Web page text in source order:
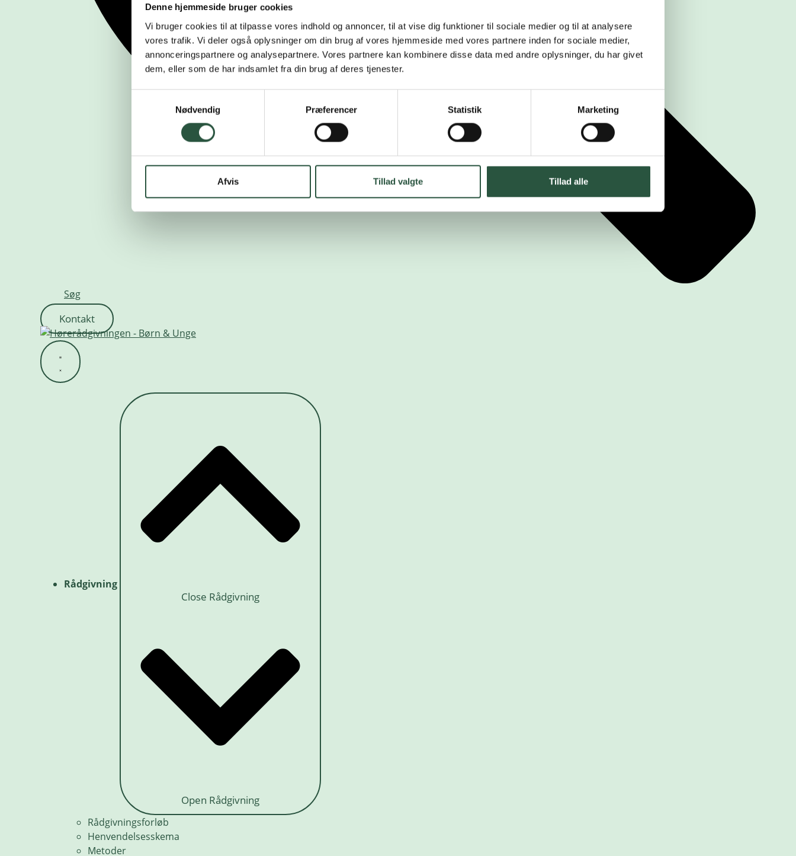
Denne hjemmeside bruger cookies
Vi bruger cookies til at tilpasse vores indhold og annoncer, til at vise dig funktioner til sociale medier og til at analysere
vores trafik. Vi deler også oplysninger om din brug af vores hjemmeside med vores partnere inden for sociale medier,
annonceringspartnere og analysepartnere. Vores partnere kan kombinere disse data med andre oplysninger, du har givet
dem, eller som de har indsamlet fra din brug af deres tjenester.
Nødvendig
Præferencer Statistik Marketing
Afvis Tillad valgte Tillad alle
Søg
Kontakt
Rådgivning
Close Rådgivning
Open Rådgivning
Rådgivningsforløb
Henvendelsesskema
Metoder